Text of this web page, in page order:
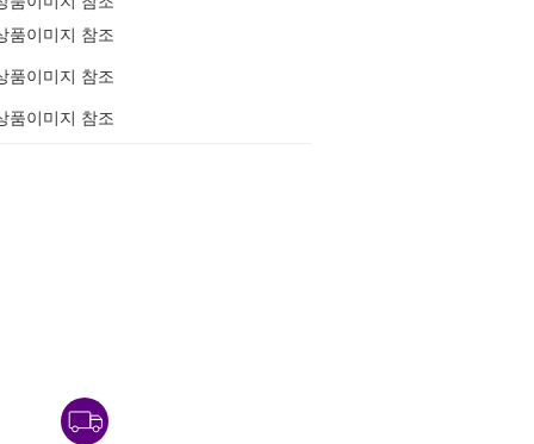
품이미지 참조
품이미지 참조
품이미지 참조